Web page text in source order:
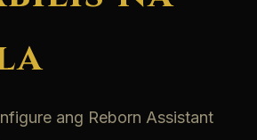
ang Reborn Assistant